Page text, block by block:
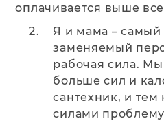
оплачивается выше
Я и мама – самый
заменяемый
рабочая сила.
больше сил и
сантехник, и
силами